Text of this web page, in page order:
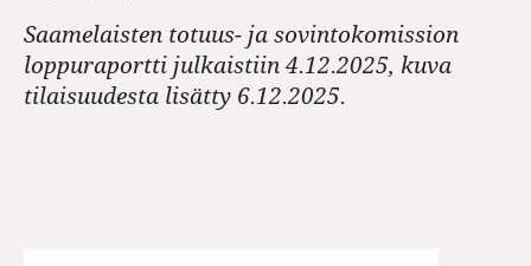
Saamelaisten totuus- ja sovintokomission
loppuraportti julkaistiin 4.12.2025, kuva
tilaisuudesta lisätty 6.12.2025.